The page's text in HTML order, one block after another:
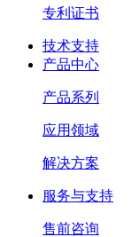
专利证书
技术支持
产品中心
产品系列
应用领域
解决方案
服务与支持
售前咨询